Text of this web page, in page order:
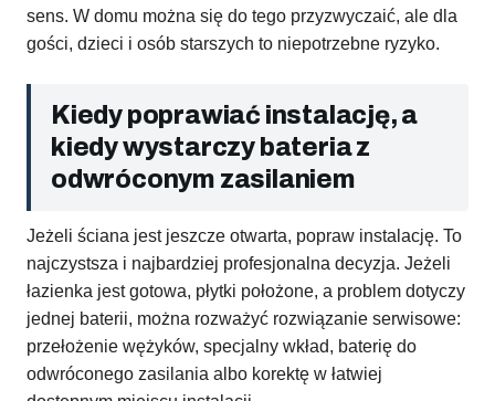
sens. W domu można się do tego przyzwyczaić, ale dla
gości, dzieci i osób starszych to niepotrzebne ryzyko.
Kiedy poprawiać instalację, a
kiedy wystarczy bateria z
odwróconym zasilaniem
Jeżeli ściana jest jeszcze otwarta, popraw instalację. To
najczystsza i najbardziej profesjonalna decyzja. Jeżeli
łazienka jest gotowa, płytki położone, a problem dotyczy
jednej baterii, można rozważyć rozwiązanie serwisowe:
przełożenie wężyków, specjalny wkład, baterię do
odwróconego zasilania albo korektę w łatwiej